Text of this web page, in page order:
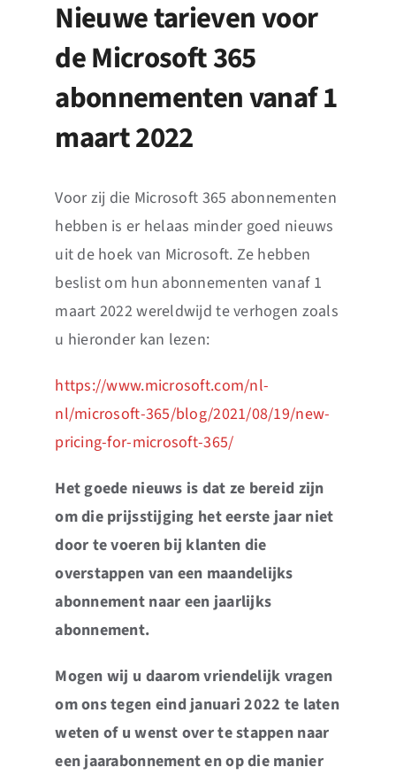
News
Events
EN
Nieuwe tarieven voor
de Microsoft 365
abonnementen vanaf 1
maart 2022
Voor zij die Microsoft 365 abonnementen
hebben is er helaas minder goed nieuws
uit de hoek van Microsoft. Ze hebben
beslist om hun abonnementen vanaf 1
maart 2022 wereldwijd te verhogen zoals
u hieronder kan lezen:
https://www.microsoft.com/nl-
nl/microsoft-365/blog/2021/08/19/new-
pricing-for-microsoft-365/
Het goede nieuws is dat ze bereid zijn
om die prijsstijging het eerste jaar niet
door te voeren bij klanten die
overstappen van een maandelijks
abonnement naar een jaarlijks
abonnement.
Mogen wij u daarom vriendelijk vragen
om ons tegen eind januari 2022 te laten
weten of u wenst over te stappen naar
een jaarabonnement en op die manier